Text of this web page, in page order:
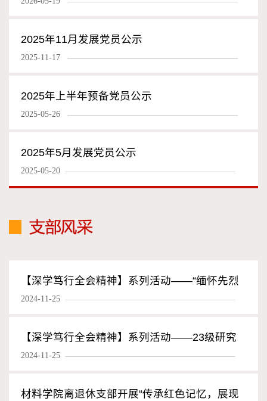
2025年11月发展党员公示
2025-11-17
2025年上半年预备党员公示
2025-05-26
2025年5月发展党员公示
2025-05-20
【深学笃行全会精神】系列活动——“缅怀先烈
忆初心，厚植情怀担使命”主题党日活动
2024-11-25
【深学笃行全会精神】系列活动——23级研究
生党支部联合举办主题党日活动
2024-11-25
材料学院离退休支部开展“传承红色记忆，展现